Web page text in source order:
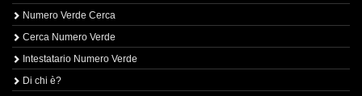
Numero Verde Cerca
Cerca Numero Verde
Intestatario Numero Verde
Di chi è?